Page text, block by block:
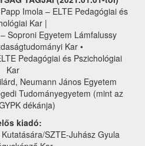
Imola – ELTE Pedagógiai és
Kar |
Soproni Egyetem Lámfalussy
Kar •
Pedagógiai és Pszichológiai
Kar
Neumann János Egyetem
Tudományegyetem (mint az
dékánja)
kiadó:
SZTE-Juhász Gyula